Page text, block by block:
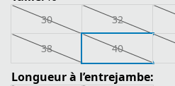
30 32
38 40
Longueur à l’entrejambe: